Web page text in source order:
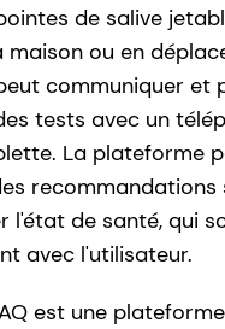
de salive
maison ou en
communiquer et
tests avec un
La plateforme
recommandations
l'état de santé, qui
avec l'utilisateur.
est une